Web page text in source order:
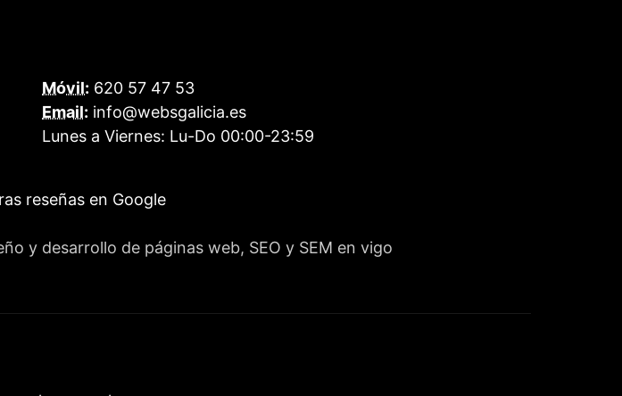
Móvil: 620 57 47 53
Email: info@websgalicia.es
Lunes a Viernes: Lu-Do 00:00-23:59
reseñas en Google
y desarrollo de páginas web, SEO y SEM en vigo